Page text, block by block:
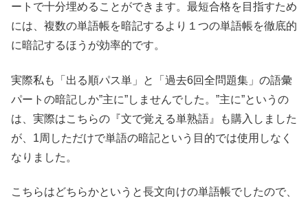
ートで十分埋めることができます。最短合格を目指すため
には、複数の単語帳を暗記するより１つの単語帳を徹底的
に暗記するほうが効率的です。
実際私も「出る順パス単」と「過去6回全問題集」の語彙
パートの暗記しか”主に”しませんでした。”主に”というの
は、実際はこちらの『文で覚える単熟語』も購入しました
が、1周しただけで単語の暗記という目的では使用しなく
なりました。
こちらはどちらかというと長文向けの単語帳でしたので、